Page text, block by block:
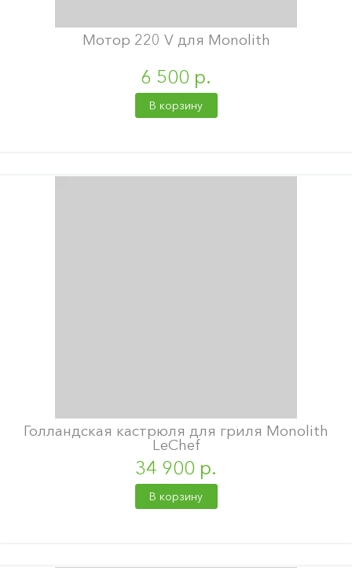
Мотор 220 V для Monolith
6 500 р.
В корзину
Голландская кастрюля для гриля Monolith
LeChef
34 900 р.
В корзину